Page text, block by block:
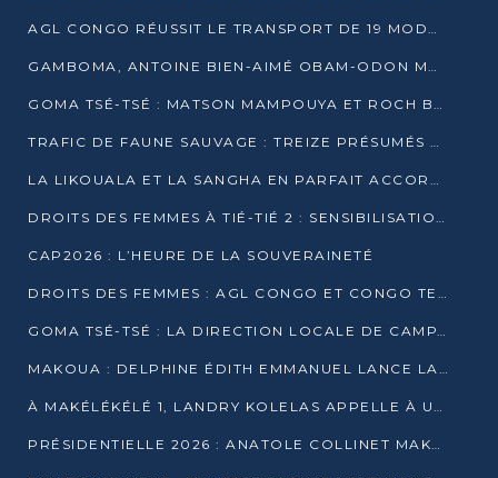
AGL CONGO RÉUSSIT LE TRANSPORT DE 19 MODULES HORS GABARIT ENTRE POINTE-NOIRE ET BRAZZAVILLE
GAMBOMA, ANTOINE BIEN-AIMÉ OBAM-ODON MOBILISE LES 32 148 ÉLECTEURS EN FAVEUR DE DENIS SASSOU NGUESSO
GOMA TSÉ-TSÉ : MATSON MAMPOUYA ET ROCH BREDIN BISSALA NKOUNKOU EN CAMPAGNE DE PROXIMITÉ
TRAFIC DE FAUNE SAUVAGE : TREIZE PRÉSUMÉS TRAFIQUANTS INTERPELLÉS AU CONGO EN 2025
LA LIKOUALA ET LA SANGHA EN PARFAIT ACCORD AVEC LE PROJET DE SOCIÉTÉ DU CANDIDAT DENIS SASSOU-N’GUESSO
DROITS DES FEMMES À TIÉ-TIÉ 2 : SENSIBILISATION ET PÉDAGOGIE SUR LE DROIT DE VOTE
CAP2026 : L’HEURE DE LA SOUVERAINETÉ
DROITS DES FEMMES : AGL CONGO ET CONGO TERMINAL METTENT EN AVANT LE LEADERSHIP FÉMININ
GOMA TSÉ-TSÉ : LA DIRECTION LOCALE DE CAMPAGNE INTENSIFIE LA SENSIBILISATION DANS LES VILLAGES
MAKOUA : DELPHINE ÉDITH EMMANUEL LANCE LA CAMPAGNE POUR DENIS SASSOU-N’GUESSO
À MAKÉLÉKÉLÉ 1, LANDRY KOLELAS APPELLE À UNE MOBILISATION MASSIVE EN FAVEUR DE DENIS SASSOU-N’GUESSO
PRÉSIDENTIELLE 2026 : ANATOLE COLLINET MAKOSSO DÉFEND LE PROJET DE SOCIÉTÉ DE DENIS SASSOU NGUESSO